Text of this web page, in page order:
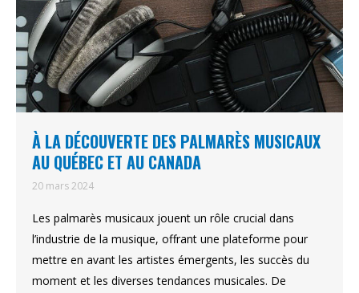
À LA DÉCOUVERTE DES PALMARÈS MUSICAUX
AU QUÉBEC ET AU CANADA
20 mars 2024
Les palmarès musicaux jouent un rôle crucial dans
l’industrie de la musique, offrant une plateforme pour
mettre en avant les artistes émergents, les succès du
moment et les diverses tendances musicales. De